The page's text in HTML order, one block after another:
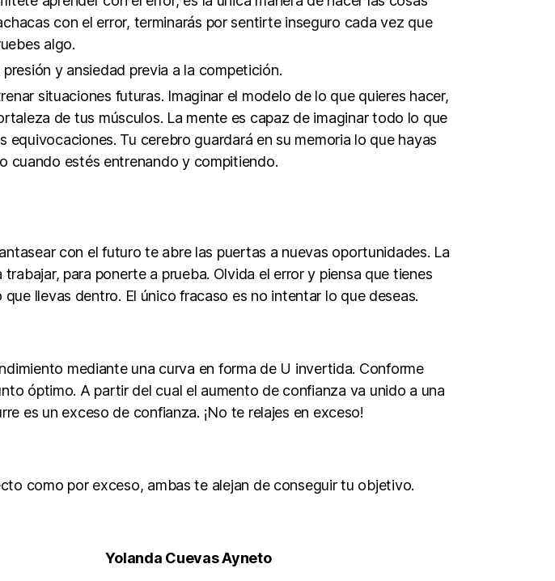
con el error, terminarás por sentirte inseguro cada vez que
algo.
y ansiedad previa a la competición.
situaciones futuras. Imaginar el modelo de lo que quieres hacer,
de tus músculos. La mente es capaz de imaginar todo lo que
Tu cerebro guardará en su memoria lo que hayas
cuando estés entrenando y compitiendo.
con el futuro te abre las puertas a nuevas oportunidades. La
para ponerte a prueba. Olvida el error y piensa que tienes
llevas dentro. El único fracaso es no intentar lo que deseas.
mediante una curva en forma de U invertida. Conforme
óptimo. A partir del cual el aumento de confianza va unido a una
es un exceso de confianza. ¡No te relajes en exceso!
como por exceso, ambas te alejan de conseguir tu objetivo.
Yolanda Cuevas Ayneto